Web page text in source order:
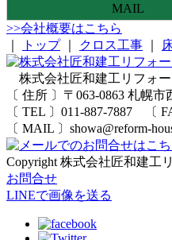
MAIL
>>会社概要はこちら
トップ｜ クロス工事
株式会社匠和建工リフォ
〔 住所 〕〒063-0863 札幌
〔 TEL 〕011-887-7887 〔
〔 MAIL 〕showa@reform-
Copyright 株式会社匠和建工
お問合せ
LINEで画像を送る